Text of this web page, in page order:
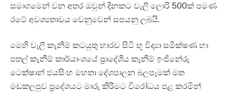
සමාගමෙන් වන අතර ඔවුන් දිනකට වැලි ලොරි 500ක් පමණ
රටේ අවශ්‍යතාවය වෙනුවෙන් සපයනු ලබයි.
මෙහි වැලි කැනීම් කටයුතු භාරව සිටි භූ විද්‍යා සමීක්ෂණ හා
පතල් කැනීම් කාර්යාංශයේ ප්‍රාදේශීය කැනීම් ඉංජිනේරු
ටෙක්ෂාන් ජයසිංහ මහතා දේශපාලන බලපෑමක් මත
මඩකලපුව ප්‍රදේශයට මාරු කිරීමට විරෝධය පළ කරමින්